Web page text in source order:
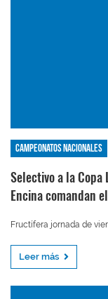
Campeonatos nacionales
Selectivo a la Copa
Encina comandan
Fructífera jornada de
Leer más